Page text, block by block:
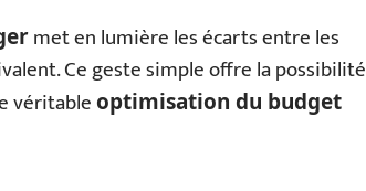
met en lumière les écarts entre les
Ce geste simple offre la possibilité
véritableoptimisation du budget